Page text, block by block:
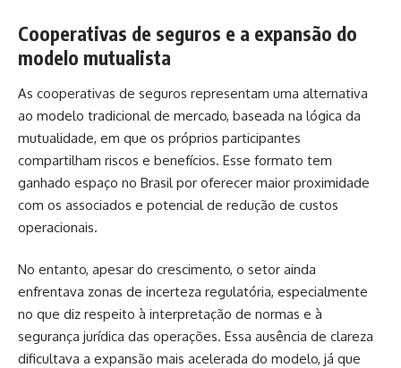
Cooperativas de seguros e a expansão do
modelo mutualista
As cooperativas de seguros representam uma alternativa
ao modelo tradicional de mercado, baseada na lógica da
mutualidade, em que os próprios participantes
compartilham riscos e benefícios. Esse formato tem
ganhado espaço no Brasil por oferecer maior proximidade
com os associados e potencial de redução de custos
operacionais.
No entanto, apesar do crescimento, o setor ainda
enfrentava zonas de incerteza regulatória, especialmente
no que diz respeito à interpretação de normas e à
segurança jurídica das operações. Essa ausência de clareza
dificultava a expansão mais acelerada do modelo, já que